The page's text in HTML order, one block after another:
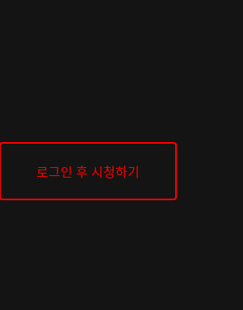
로그인 후 시청하기